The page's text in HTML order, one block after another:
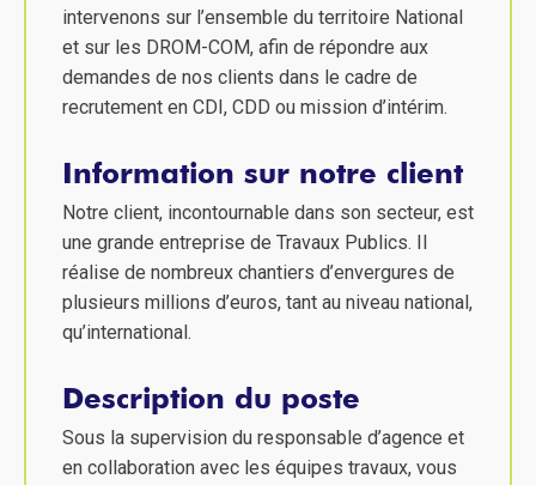
intervenons sur l’ensemble du territoire National
et sur les DROM-COM, afin de répondre aux
demandes de nos clients dans le cadre de
recrutement en CDI, CDD ou mission d’intérim.
Information sur notre client
Notre client, incontournable dans son secteur, est
une grande entreprise de Travaux Publics. Il
réalise de nombreux chantiers d’envergures de
plusieurs millions d’euros, tant au niveau national,
qu’international.
Description du poste
Sous la supervision du responsable d’agence et
en collaboration avec les équipes travaux, vous